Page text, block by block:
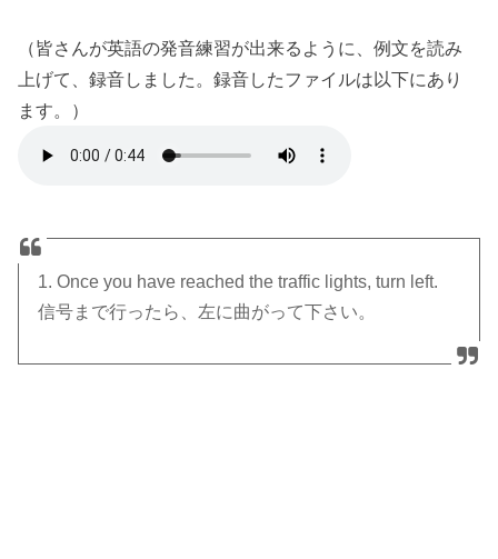
（皆さんが英語の発音練習が出来るように、例文を読み
上げて、録音しました。録音したファイルは以下にあり
ます。）
1. Once you have reached the traffic lights, turn left.
信号まで行ったら、左に曲がって下さい。